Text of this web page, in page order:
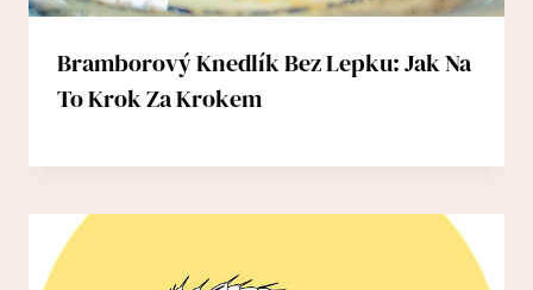
Bramborový Knedlík Bez Lepku: Jak Na
To Krok Za Krokem